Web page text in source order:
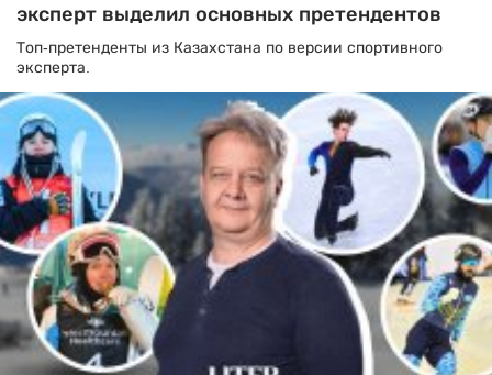
эксперт выделил основных претендентов
Топ-претенденты из Казахстана по версии спортивного
эксперта.